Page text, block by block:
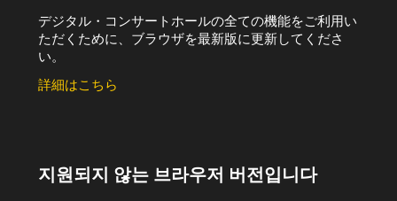
デジタル・コンサートホールの全ての機能をご利用い
ただくために、ブラウザを最新版に更新してくださ
い。
詳細はこちら
지원되지 않는 브라우저 버전입니다